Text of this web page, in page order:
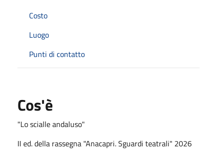
Costo
Luogo
Punti di contatto
Cos'è
"Lo scialle andaluso"
II ed. della rassegna "Anacapri. Sguardi teatrali" 2026